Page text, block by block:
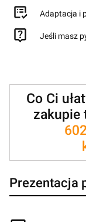
Adaptacja i
Jeśli masz
Co Ci
zakupie
Prezentacja